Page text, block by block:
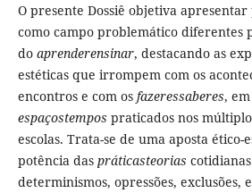
O presente Dossiê objetiva apresentar
como campo problemático diferentes
do aprenderensinar, destacando as
estéticas que irrompem com os
encontros e com os fazeressaberes,
espaçostempos praticados nos
escolas. Trata-se de uma aposta ético-
potência das práticasteorias
determinismos, opressões, exclusões,